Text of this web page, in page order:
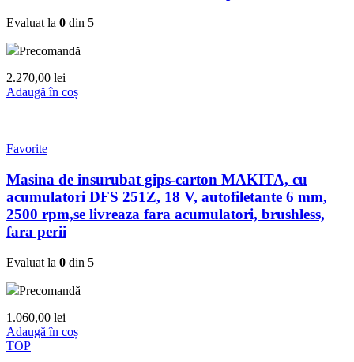
Evaluat la 0 din 5
Precomandă
2.270,00 lei
Adaugă în coș
Favorite
Masina de insurubat gips-carton MAKITA, cu
acumulatori DFS 251Z, 18 V, autofiletante 6 mm,
2500 rpm,se livreaza fara acumulatori, brushless,
fara perii
Evaluat la 0 din 5
Precomandă
1.060,00 lei
Adaugă în coș
TOP